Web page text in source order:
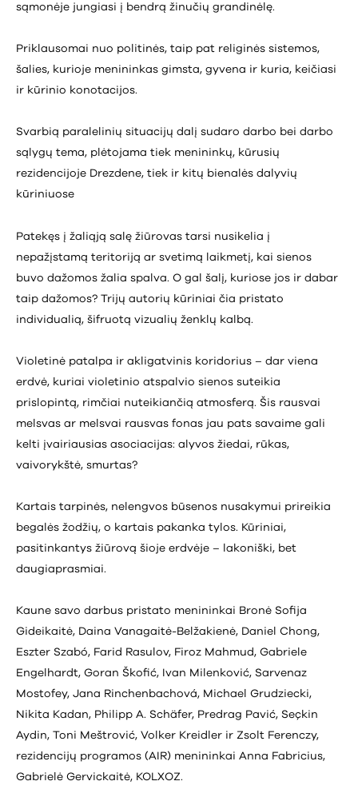
sąmonėje jungiasi į bendrą žinučių grandinėlę.
Priklausomai nuo politinės, taip pat religinės sistemos,
šalies, kurioje menininkas gimsta, gyvena ir kuria, keičiasi
ir kūrinio konotacijos.
Svarbią paralelinių situacijų dalį sudaro darbo bei darbo
sąlygų tema, plėtojama tiek menininkų, kūrusių
rezidencijoje Drezdene, tiek ir kitų bienalės dalyvių
kūriniuose
Patekęs į žaliąją salę žiūrovas tarsi nusikelia į
nepažįstamą teritoriją ar svetimą laikmetį, kai sienos
buvo dažomos žalia spalva. O gal šalį, kuriose jos ir dabar
taip dažomos? Trijų autorių kūriniai čia pristato
individualią, šifruotą vizualių ženklų kalbą.
Violetinė patalpa ir akligatvinis koridorius – dar viena
erdvė, kuriai violetinio atspalvio sienos suteikia
prislopintą, rimčiai nuteikiančią atmosferą. Šis rausvai
melsvas ar melsvai rausvas fonas jau pats savaime gali
kelti įvairiausias asociacijas: alyvos žiedai, rūkas,
vaivorykštė, smurtas?
Kartais tarpinės, nelengvos būsenos nusakymui prireikia
begalės žodžių, o kartais pakanka tylos. Kūriniai,
pasitinkantys žiūrovą šioje erdvėje – lakoniški, bet
daugiaprasmiai.
Kaune savo darbus pristato menininkai Bronė Sofija
Gideikaitė, Daina Vanagaitė-Belžakienė, Daniel Chong,
Eszter Szabó, Farid Rasulov, Firoz Mahmud, Gabriele
Engelhardt, Goran Škofić, Ivan Milenković, Sarvenaz
Mostofey, Jana Rinchenbachová, Michael Grudziecki,
Nikita Kadan, Philipp A. Schäfer, Predrag Pavić, Seçkin
Aydin, Toni Meštrović, Volker Kreidler ir Zsolt Ferenczy,
rezidencijų programos (AIR) menininkai Anna Fabricius,
Gabrielė Gervickaitė, KOLXOZ.